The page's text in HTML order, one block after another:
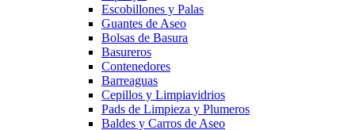
Escobillones y Palas
Guantes de Aseo
Bolsas de Basura
Basureros
Contenedores
Barreaguas
Cepillos y Limpiavidrios
Pads de Limpieza y Plumeros
Baldes y Carros de Aseo